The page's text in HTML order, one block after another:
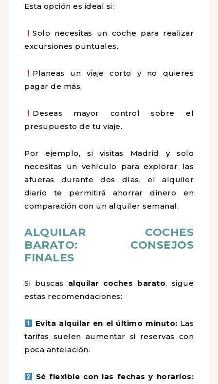
Esta opción es ideal si:
Solo necesitas un coche para realizar
excursiones puntuales.
Planeas un viaje corto y no quieres
pagar de más.
Deseas mayor control sobre el
presupuesto de tu viaje.
Por ejemplo, si visitas Madrid y solo
necesitas un vehículo para explorar las
afueras durante dos días, el alquiler
diario te permitirá ahorrar dinero en
comparación con un alquiler semanal.
ALQUILAR COCHES
BARATO: CONSEJOS
FINALES
Si buscas alquilar coches barato, sigue
estas recomendaciones:
Evita alquilar en el último minuto: Las
tarifas suelen aumentar si reservas con
poca antelación.
Sé flexible con las fechas y horarios: